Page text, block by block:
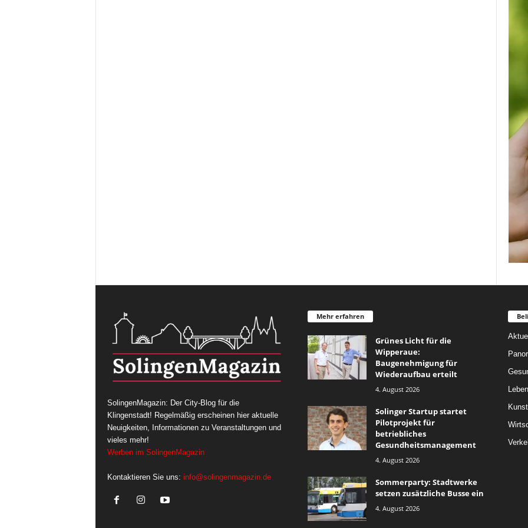
SolingenMagazin: Der City-Blog für die
Klingenstadt! Regelmäßig erscheinen hier aktuelle
Neuigkeiten, Informationen zu Veranstaltungen und
vieles mehr!
Werben im SolingenMagazin
Kontaktieren Sie uns: info@solingenmagazin.de
Mehr erfahren
Grünes Licht für die
Wipperaue:
Baugenehmigung für
Wiederaufbau erteilt
4. August 2026
Solinger Startup startet
Pilotprojekt für
betriebliches
Gesundheitsmanagement
4. August 2026
Sommerparty: Stadtwerke
setzen zusätzliche Busse ein
4. August 2026